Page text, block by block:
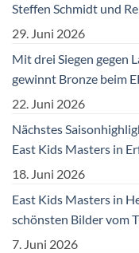
Steffen Schmidt und
29. Juni 2026
Mit drei Siegen gegen
gewinnt Bronze beim
22. Juni 2026
Nächstes
East Kids Masters in
18. Juni 2026
East Kids Masters in
schönsten Bilder vom
7. Juni 2026